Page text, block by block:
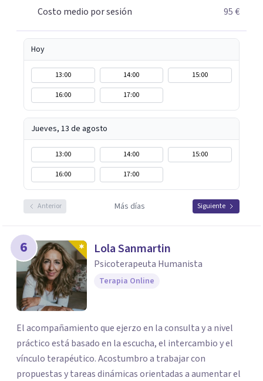
Costo medio por sesión
95 €
Hoy
13:00 14:00
15:00
16:00
17:00
Jueves, 13 de agosto
13:00 14:00
15:00
16:00
17:00
Anterior Más días Siguiente
6 Lola Sanmartin
Psicoterapeuta Humanista
Terapia Online
El acompañamiento que ejerzo en la consulta y a nivel
práctico está basado en la escucha, el intercambio y el
vínculo terapéutico. Acostumbro a trabajar con
propuestas y tareas dinámicas orientadas a aumentar el